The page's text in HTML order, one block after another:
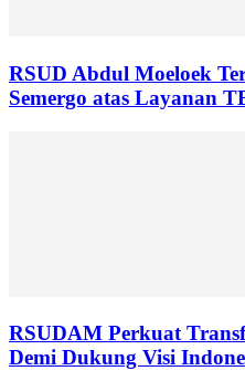
RSUD Abdul Moeloek
Semergo atas Layanan
RSUDAM Perkuat
Demi Dukung Visi